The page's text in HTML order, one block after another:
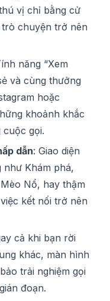
vị chỉ bằng cử
chuyện trở nên
năng “Xem
và cùng thưởng
hoặc
khoảnh khắc
cuộc gọi.
dẫn: Giao diện
Khám phá,
Nổ, hay thậm
kết nối trở nên
cả khi bạn rời
khác, màn hình
trải nghiệm gọi
đoạn.